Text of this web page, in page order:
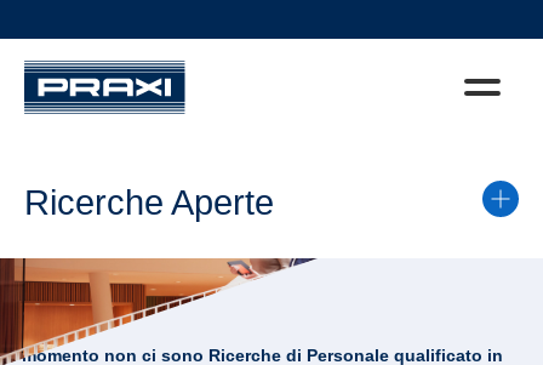
Ricerche Aperte
Al momento non ci sono Ricerche di Personale qualificato in